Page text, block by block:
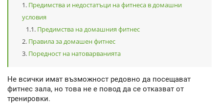
Предимства и недостатъци на фитнеса в домашни
условия
Предимства на домашния фитнес
Правила за домашен фитнес
Поредност на натоварванията
Не всички имат възможност редовно да посещават
фитнес зала, но това не е повод да се отказват от
тренировки.